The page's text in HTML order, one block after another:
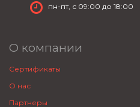
пн-пт, с 09:00 до 18:00
О компании
Сертификаты
О нас
Партнеры